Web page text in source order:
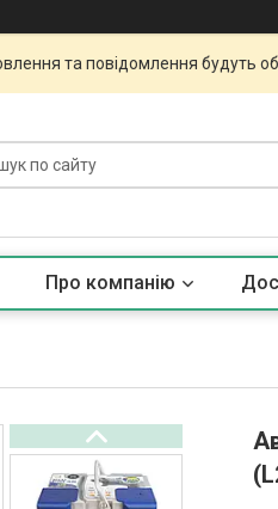
та повідомлення будуть
Про компанію